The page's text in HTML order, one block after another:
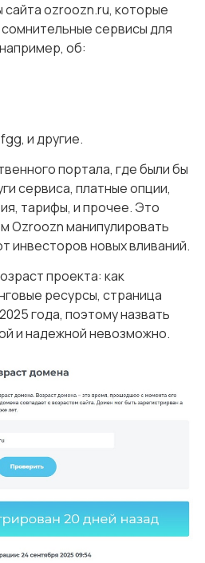
ozroozn.ru, которые
сервисы для
об:
и другие.
портала, где были бы
сервиса, платные опции,
тарифы, и прочее. Это
Ozroozn манипулировать
инвесторов новых вливаний.
проекта: как
ресурсы, страница
года, поэтому назвать
и надежной невозможно.